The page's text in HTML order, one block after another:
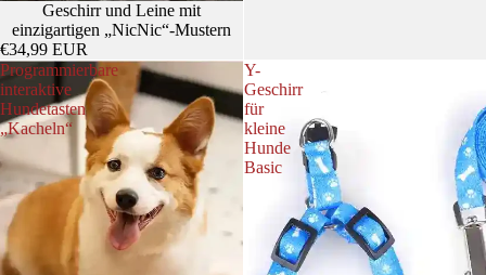
Geschirr und Leine mit
einzigartigen „NicNic“-Mustern
€34,99 EUR
Programmierbare
interaktive
Hundetasten
„Kacheln“
Y-
Geschirr
für
kleine
Hunde
Basic